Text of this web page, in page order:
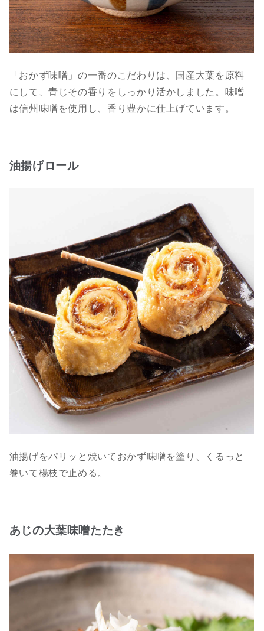
「おかず味噌」の一番のこだわりは、国産大葉を原料
にして、青じその香りをしっかり活かしました。味噌
は信州味噌を使用し、香り豊かに仕上げています。
油揚げロール
油揚げをパリッと焼いておかず味噌を塗り、くるっと
巻いて楊枝で止める。
あじの大葉味噌たたき